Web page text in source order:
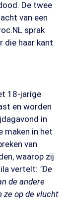
De twee
van een
sprak
die haar kant
18-jarige
en worden
in
maken in het
van
waarop zij
vertelt: "De
de andere
ze op de vlucht